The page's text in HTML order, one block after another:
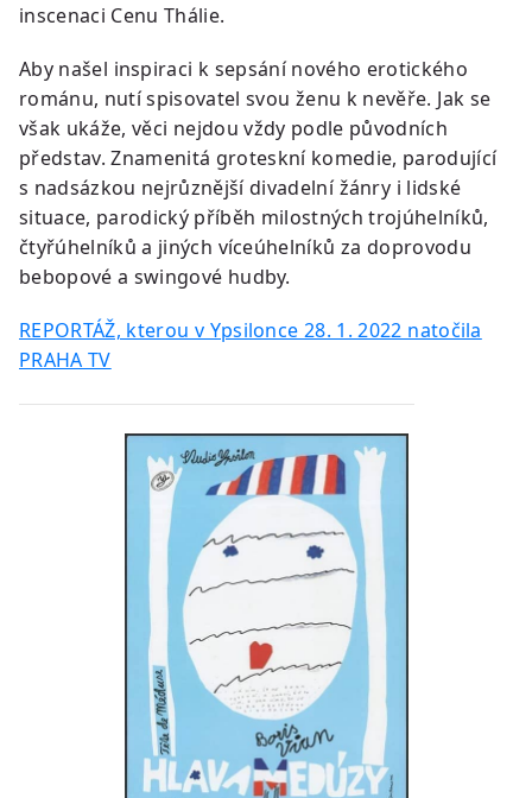
inscenaci Cenu Thálie.
Aby našel inspiraci k sepsání nového erotického
románu, nutí spisovatel svou ženu k nevěře. Jak se
však ukáže, věci nejdou vždy podle původních
představ. Znamenitá groteskní komedie, parodující
s nadsázkou nejrůznější divadelní žánry i lidské
situace, parodický příběh milostných trojúhelníků,
čtyřúhelníků a jiných víceúhelníků za doprovodu
bebopové a swingové hudby.
REPORTÁŽ, kterou v Ypsilonce 28. 1. 2022 natočila
PRAHA TV